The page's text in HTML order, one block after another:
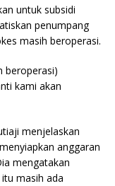
untuk subsidi
penumpang
masih beroperasi.
beroperasi)
kami akan
menjelaskan
anggaran
mengatakan
masih ada